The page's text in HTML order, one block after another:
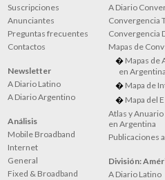
Suscripciones
Anunciantes
Preguntas frecuentes
Contactos
Newsletter
A Diario Latino
A Diario Argentino
Análisis
Mobile Broadband
Internet
General
Fixed & Broadband
A Diario
Convergencia
Convergencia
Mapas de
Mapas de
en
Mapa de
Mapa del
Atlas y
en Argentina
Publicaciones
División:
A Diario Latino